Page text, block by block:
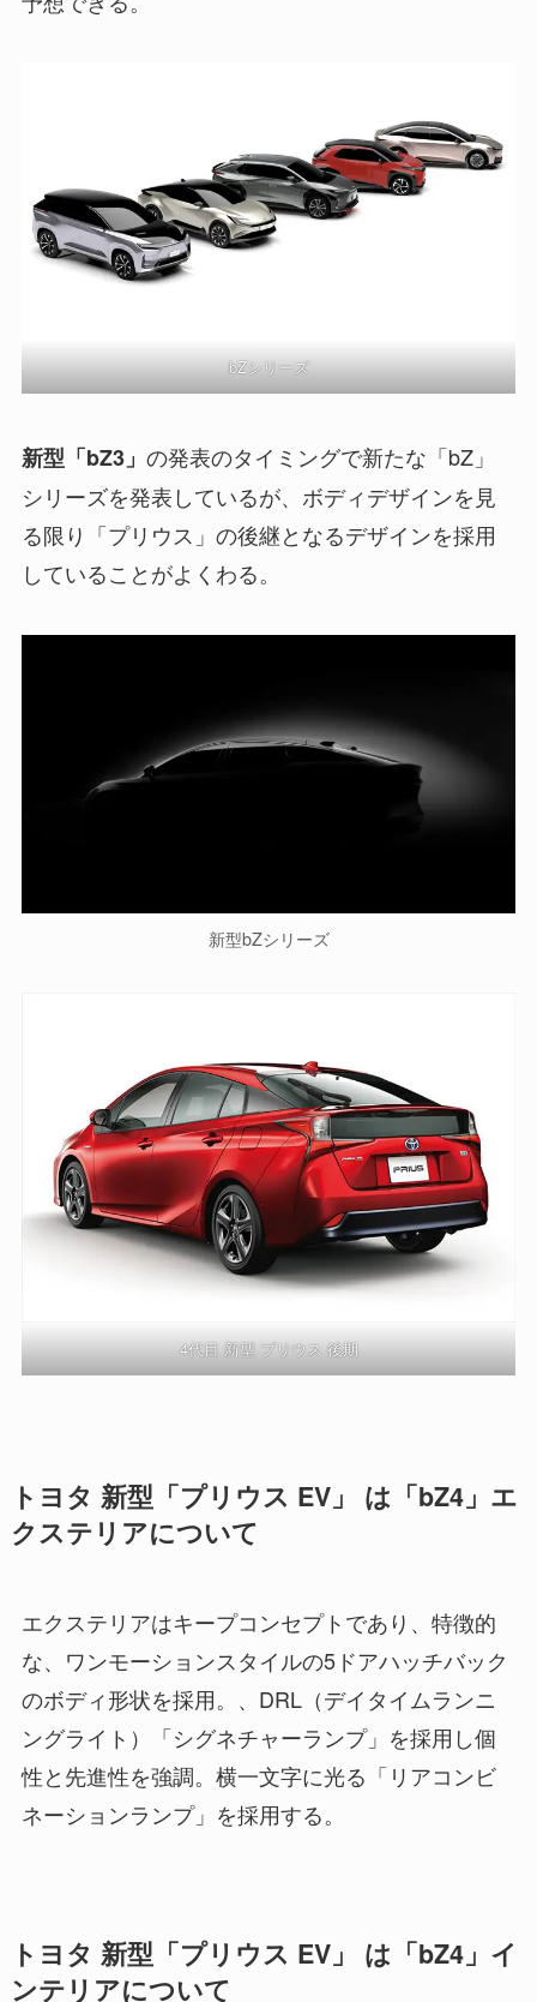
bZシリーズ
新型「bZ3」 の発表のタイミングで新たな「bZ」
シリーズを発表しているが、ボディデザインを見
る限り「プリウス」の後継となるデザインを採用
していることがよくわる。
新型bZシリーズ
4代目 新型 プリウス 後期
トヨタ 新型「プリウス EV」 は「bZ4」エ
クステリアについて
エクステリアはキープコンセプトであり、特徴的
な、ワンモーションスタイルの5ドアハッチバック
のボディ形状を採用。、DRL（デイタイムランニ
ングライト）「シグネチャーランプ」を採用し個
性と先進性を強調。横一文字に光る「リアコンビ
ネーションランプ」を採用する。
トヨタ 新型「プリウス EV」 は「bZ4」イ
ンテリアについて